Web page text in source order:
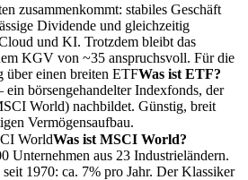
zusammenkommt: stabiles Geschäft
Dividende und gleichzeitig
und KI. Trotzdem bleibt das
KGV von ~35 anspruchsvoll. Für die
über einen breiten ETFWas ist ETF?
börsengehandelter Indexfonds, der
World) nachbildet. Günstig, breit
Vermögensaufbau.
WorldWas ist MSCI World?
Unternehmen aus 23 Industrieländern.
1970: ca. 7% pro Jahr. Der Klassiker